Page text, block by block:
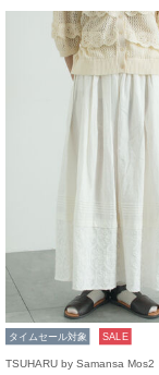
タイムセール対象 SALE
TSUHARU by Samansa Mos2